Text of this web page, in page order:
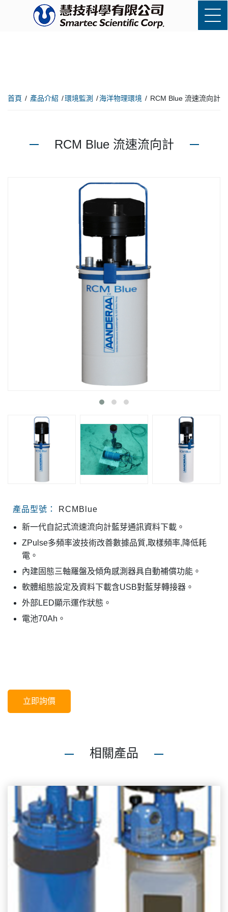
首頁 產品介紹 環境監測 海洋物理環境 RCM Blue 流速流向計
RCM Blue 流速流向計
產品型號： RCMBlue
新一代自記式流速流向計藍芽通訊資料下載。
ZPulse多頻率波技術改善數據品質,取樣頻率,降低耗
電。
內建固態三軸羅盤及傾角感測器具自動補償功能。
軟體組態設定及資料下載含USB對藍芽轉接器。
外部LED顯示運作狀態。
電池70Ah。
立即詢價
相關產品